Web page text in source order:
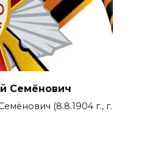
Семёнович
(8.8.1904 г., г.